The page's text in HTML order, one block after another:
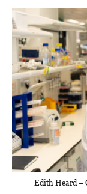
Edith Heard –